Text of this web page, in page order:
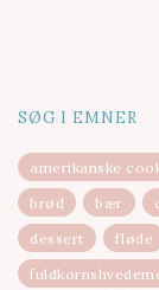
SØG I EMNER
amerikanske
brød
bær
dessert
fløde